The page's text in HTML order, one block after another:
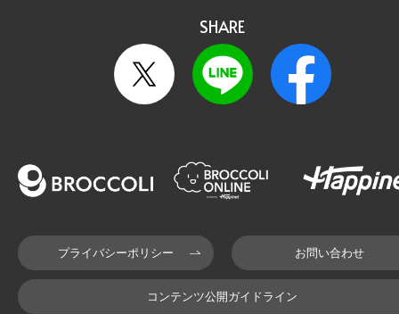
SHARE
プライバシーポリシー お問い合わせ
コンテンツ公開ガイドライン